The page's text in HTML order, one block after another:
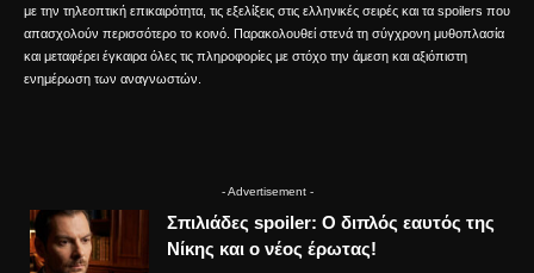
με την τηλεοπτική επικαιρότητα, τις εξελίξεις στις ελληνικές σειρές και τα spoilers που
απασχολούν περισσότερο το κοινό. Παρακολουθεί στενά τη σύγχρονη μυθοπλασία
και μεταφέρει έγκαιρα όλες τις πληροφορίες με στόχο την άμεση και αξιόπιστη
ενημέρωση των αναγνωστών.
- Advertisement -
Σπιλιάδες spoiler: Ο διπλός εαυτός της
Νίκης και ο νέος έρωτας!